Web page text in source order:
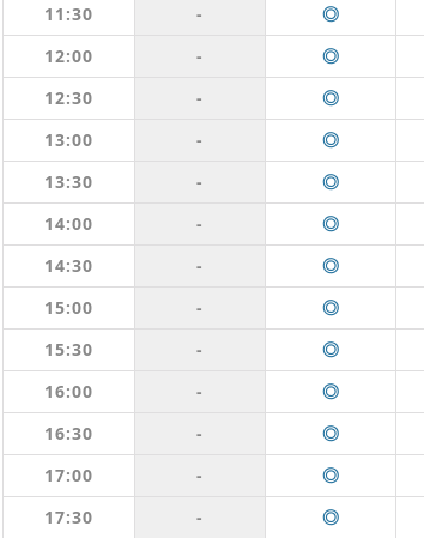
11:30
- ◎
12:00
- ◎
12:30
- ◎
13:00
- ◎
13:30
- ◎
14:00
- ◎
14:30
- ◎
15:00
- ◎
15:30
- ◎
16:00
- ◎
16:30
- ◎
17:00
- ◎
17:30
- ◎